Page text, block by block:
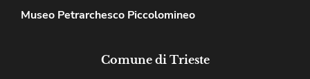
Museo Petrarchesco Piccolomineo
Comune di Trieste